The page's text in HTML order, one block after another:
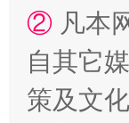
扯下公
② 凡本
自其它
策及文